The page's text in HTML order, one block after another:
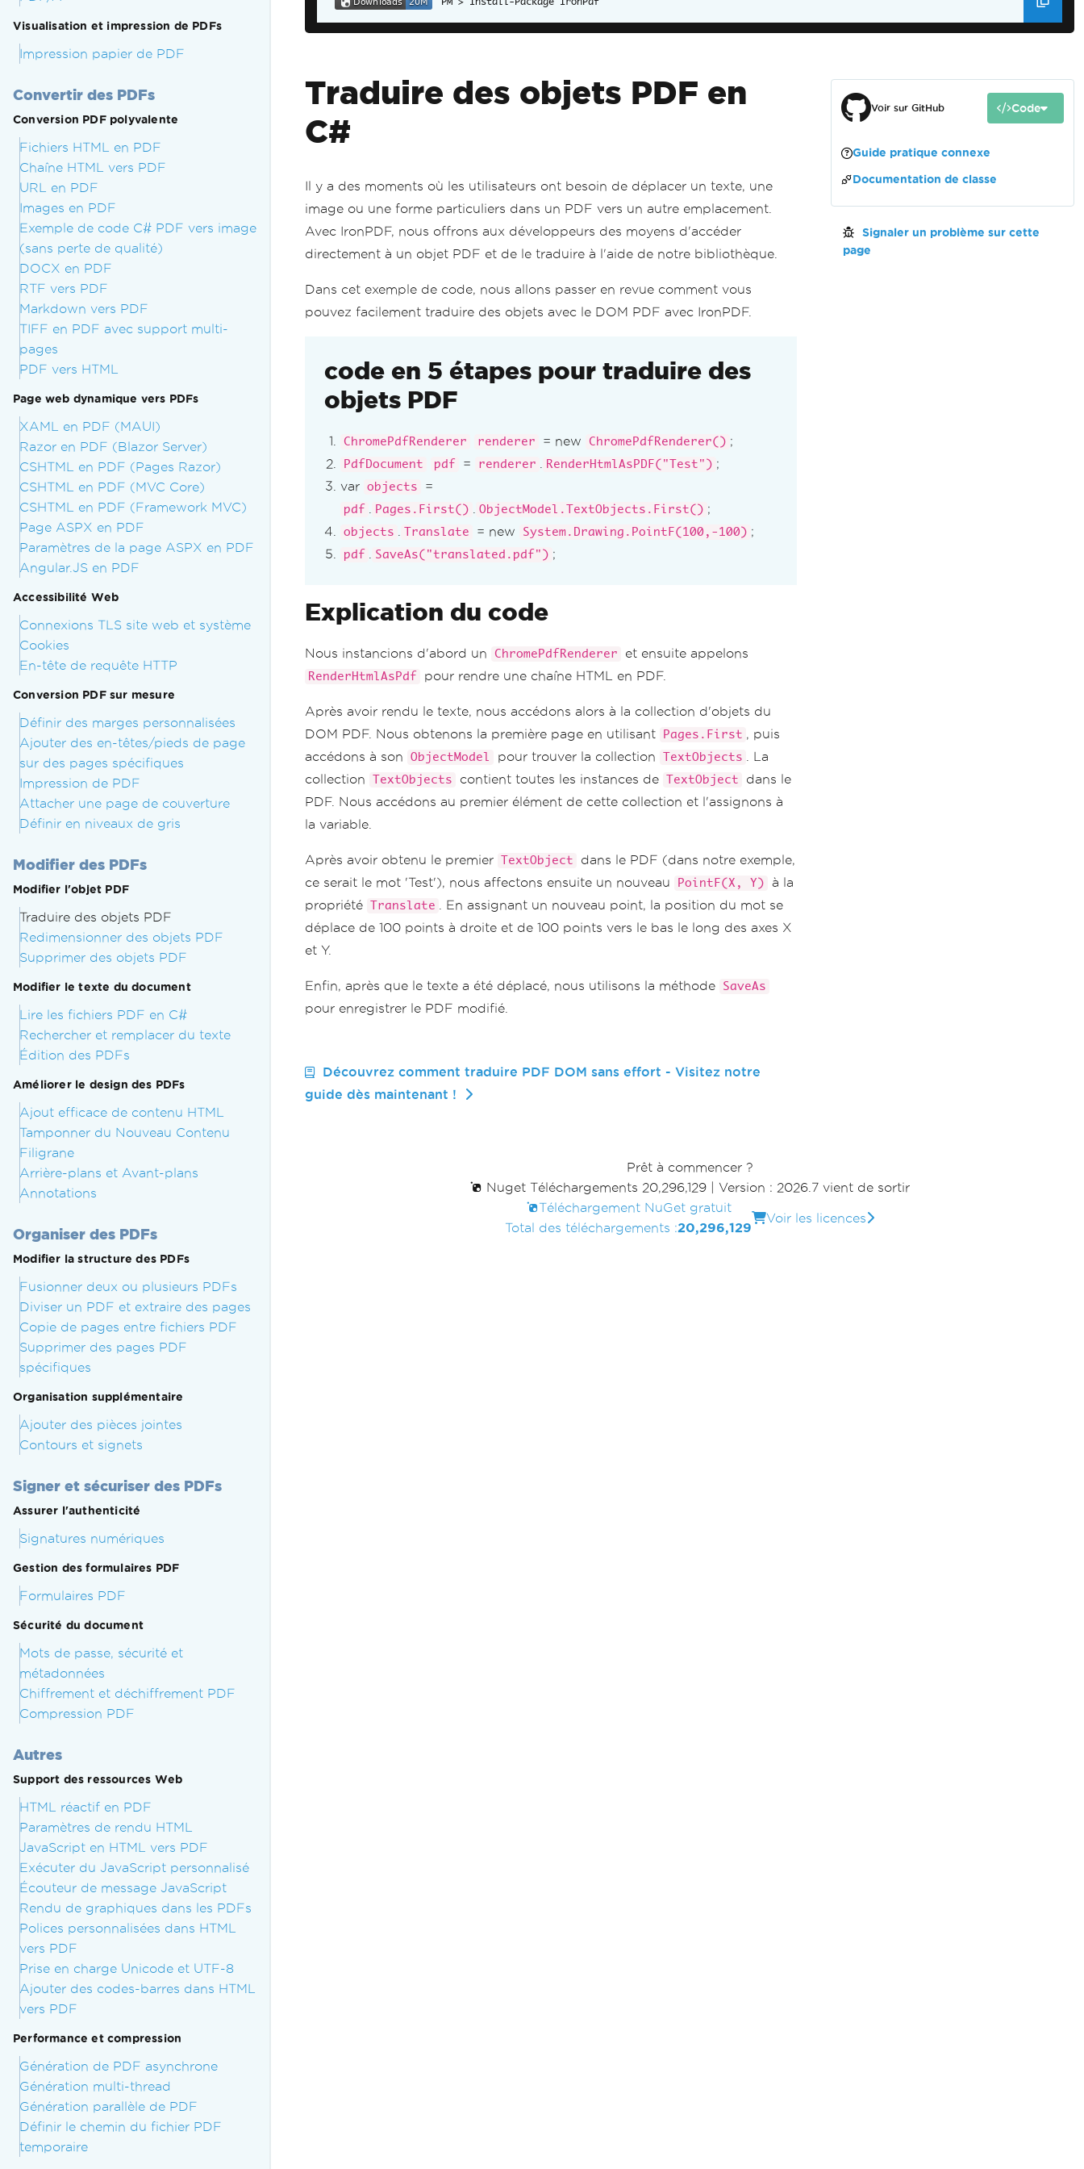
Visualisation et impression de PDFs
Impression papier de PDF
Convertir des PDFs
Conversion PDF polyvalente
Fichiers HTML en PDF
Chaîne HTML vers PDF
URL en PDF
Images en PDF
Exemple de code C# PDF vers image
(sans perte de qualité)
DOCX en PDF
RTF vers PDF
Markdown vers PDF
TIFF en PDF avec support multi-
pages
PDF vers HTML
Page web dynamique vers PDFs
XAML en PDF (MAUI)
Razor en PDF (Blazor Server)
CSHTML en PDF (Pages Razor)
CSHTML en PDF (MVC Core)
CSHTML en PDF (Framework MVC)
Page ASPX en PDF
Paramètres de la page ASPX en PDF
Angular.JS en PDF
Accessibilité Web
Connexions TLS site web et système
Cookies
En-tête de requête HTTP
Conversion PDF sur mesure
Définir des marges personnalisées
Ajouter des en-têtes/pieds de page
sur des pages spécifiques
Impression de PDF
Attacher une page de couverture
Définir en niveaux de gris
Modifier des PDFs
Modifier l'objet PDF
Traduire des objets PDF
Redimensionner des objets PDF
Supprimer des objets PDF
Modifier le texte du document
Lire les fichiers PDF en C#
Rechercher et remplacer du texte
Édition des PDFs
Améliorer le design des PDFs
Ajout efficace de contenu HTML
Tamponner du Nouveau Contenu
Filigrane
Arrière-plans et Avant-plans
Annotations
Organiser des PDFs
Modifier la structure des PDFs
Fusionner deux ou plusieurs PDFs
Diviser un PDF et extraire des pages
Copie de pages entre fichiers PDF
Supprimer des pages PDF
spécifiques
Organisation supplémentaire
Ajouter des pièces jointes
Contours et signets
Signer et sécuriser des PDFs
Assurer l'authenticité
Signatures numériques
Gestion des formulaires PDF
Formulaires PDF
Sécurité du document
Mots de passe, sécurité et
métadonnées
Chiffrement et déchiffrement PDF
Compression PDF
Autres
Support des ressources Web
HTML réactif en PDF
Paramètres de rendu HTML
JavaScript en HTML vers PDF
Exécuter du JavaScript personnalisé
Écouteur de message JavaScript
Rendu de graphiques dans les PDFs
Polices personnalisées dans HTML
vers PDF
Prise en charge Unicode et UTF-8
Ajouter des codes-barres dans HTML
vers PDF
Performance et compression
Génération de PDF asynchrone
Génération multi-thread
Génération parallèle de PDF
Définir le chemin du fichier PDF
temporaire
Traduire des objets PDF en
C#
Il y a des moments où les utilisateurs ont besoin de déplacer un texte, une
image ou une forme particuliers dans un PDF vers un autre emplacement.
Avec IronPDF, nous offrons aux développeurs des moyens d'accéder
directement à un objet PDF et de le traduire à l'aide de notre bibliothèque.
Dans cet exemple de code, nous allons passer en revue comment vous
pouvez facilement traduire des objets avec le DOM PDF avec IronPDF.
code en 5 étapes pour traduire des
objets PDF
ChromePdfRenderer renderer = new ChromePdfRenderer() ;
PdfDocument pdf = renderer RenderHtmlAsPDF("Test") ;
var objects =
pdf Pages.First() ObjectModel.TextObjects.First() ;
objects Translate = new System.Drawing.PointF(100,-100) ;
pdf SaveAs("translated.pdf") ;
Explication du code
Nous instancions d'abord un ChromePdfRenderer et ensuite appelons
RenderHtmlAsPdf pour rendre une chaîne HTML en PDF.
Après avoir rendu le texte, nous accédons alors à la collection d'objets du
DOM PDF. Nous obtenons la première page en utilisant
Pages.First , puis
accédons à son
ObjectModel pour trouver la collection TextObjects
. La
collection
TextObjects contient toutes les instances de TextObject
dans le
PDF. Nous accédons au premier élément de cette collection et l'assignons à
la variable.
Après avoir obtenu le premier TextObject
dans le PDF (dans notre exemple,
ce serait le mot 'Test'), nous affectons ensuite un nouveau
PointF(X, Y)
à la
propriété
Translate
. En assignant un nouveau point, la position du mot se
déplace de 100 points à droite et de 100 points vers le bas le long des axes X
et Y.
Enfin, après que le texte a été déplacé, nous utilisons la méthode SaveAs
pour enregistrer le PDF modifié.
Découvrez comment traduire PDF DOM sans effort - Visitez notre
guide dès maintenant !
Voir sur GitHub Code
Guide pratique connexe
Documentation de classe
Signaler un problème sur cette
page
Prêt à commencer ?
Nuget Téléchargements 20,296,129
Version : 2026.7 vient de sortir
Téléchargement NuGet gratuit
Total des téléchargements :20,296,129
Voir les licences